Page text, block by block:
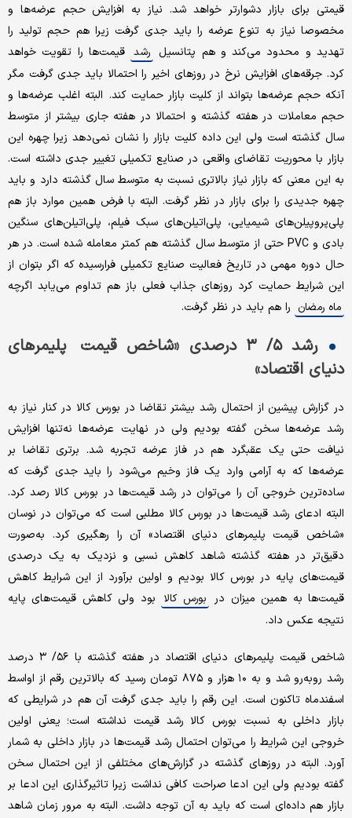
قیمتی برای بازار دشوارتر خواهد شد. نیاز به افزایش حجم عرضه‌ها و
مخصوصا نیاز به تنوع عرضه‌ را باید جدی گرفت زیرا هم حجم تولید را
تهدید و محدود می‌کند و هم پتانسیل رشد قیمت‌ها را تقویت خواهد
کرد. جرقه‌های افزایش نرخ در روزهای اخیر را احتمالا باید جدی گرفت مگر
آنکه حجم عرضه‌ها بتواند از کلیت بازار حمایت کند. البته اغلب عرضه‌ها و
حجم معاملات در هفته گذشته و احتمالا در هفته جاری بیشتر از متوسط
سال گذشته است ولی این داده کلیت بازار را نشان نمی‌دهد زیرا چهره این
بازار با محوریت تقاضای واقعی در صنایع تکمیلی تغییر جدی داشته است.
به این معنی که بازار نیاز بالاتری نسبت به متوسط سال گذشته دارد و باید
چهره جدیدی را برای بازار در نظر گرفت. البته با فرض همین موارد باز هم
پلی‌پروپیلن‌های شیمیایی، پلی‌اتیلن‌های سبک فیلم، پلی‌اتیلن‌های سنگین
بادی و PVC حتی از متوسط سال گذشته هم کمتر معامله شده است. در هر
حال دوره مهمی در تاریخ فعالیت صنایع تکمیلی فرارسیده که اگر بتوان از
این شرایط حمایت کرد روزهای جذاب فعلی باز هم تداوم می‌یابد اگرچه
ماه رمضان را هم باید در نظر گرفت.
رشد ۵/ ۳ درصدی «شاخص قیمت پلیمرهای
دنیای اقتصاد»
در گزارش پیشین از احتمال رشد بیشتر تقاضا در بورس کالا در کنار نیاز به
رشد عرضه‌ها سخن گفته بودیم ولی در نهایت عرضه‌ها نه‌تنها افزایش
نیافت حتی یک عقبگرد هم در فاز عرضه تجربه شد. برتری تقاضا بر
عرضه‌ها که به آرامی وارد یک فاز وخیم می‌شود را باید جدی گرفت که
ساده‌ترین خروجی آن را می‌توان در رشد قیمت‌ها در بورس کالا رصد کرد.
البته ادعای رشد قیمت‌ها در بورس کالا مطلبی است که می‌توان در نوسان
«شاخص قیمت پلیمرهای دنیای اقتصاد» آن را رهگیری کرد. به‌صورت
دقیق‌تر در هفته گذشته شاهد کاهش نسبی و نزدیک به یک درصدی
قیمت‌های پایه در بورس کالا بودیم و اولین برآورد از این شرایط کاهش
قیمت‌ها به همین میزان در
بورس کالا
بود ولی کاهش قیمت‌های پایه
نتیجه عکس داد.
شاخص قیمت پلیمرهای دنیای اقتصاد در هفته گذشته با ۵۶/ ۳ درصد
رشد روبه‌رو شد و به ۱۰ هزار و ۸۷۵ تومان رسید که بالاترین رقم از اواسط
اسفندماه تاکنون است. این رقم را باید جدی گرفت آن هم در شرایطی که
بازار داخلی به نسبت بورس کالا رشد قیمت نداشته است؛ یعنی اولین
خروجی این شرایط را می‌توان احتمال رشد قیمت‌ها در بازار داخلی به شمار
آورد. البته در روزهای گذشته در گزارش‌های مختلفی از این احتمال سخن
گفته بودیم ولی این ادعا صراحت کافی نداشت زیرا تاثیرگذاری این ادعا بر
بازار هم داده‌ای است که باید به آن توجه داشت. البته به مرور زمان شاهد